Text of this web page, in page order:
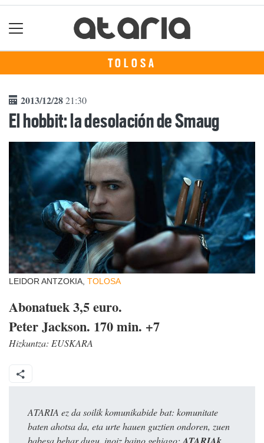
TOLOSA
2013/12/2821:30
El hobbit: la desolación de Smaug
LEIDOR ANTZOKIA, TOLOSA
Abonatuek 3,5 euro.
Peter Jackson. 170 min. +7
Hizkuntza: EUSKARA
ATARIA ez da soilik komunikabide bat: komunitate
baten ahotsa da, eta urte hauen guztien ondoren, zuen
babesa behar dugu, inoiz baino gehiago: ATARIAk